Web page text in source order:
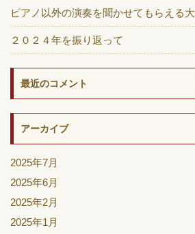
ピアノ以外の演奏を聞かせてもらえる
２０２４年を振り返って
最近のコメント
アーカイブ
2025年7月
2025年6月
2025年2月
2025年1月